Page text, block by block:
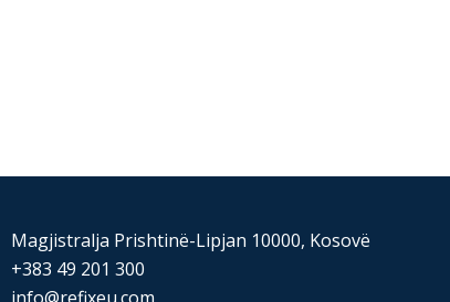
Magjistralja Prishtinë-Lipjan 10000, Kosovë
+383 49 201 300